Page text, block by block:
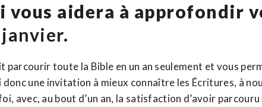
aidera à approfondir
parcourir toute la Bible en un an seulement et vous
une invitation à mieux connaître les Écritures, à
avec, au bout d’un an, la satisfaction d’avoir parcouru